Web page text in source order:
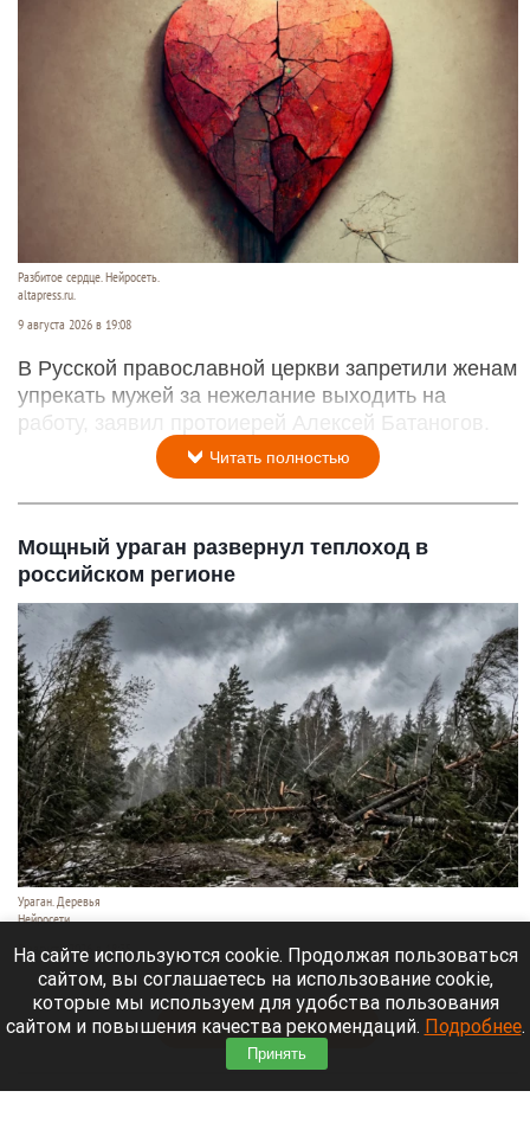
Разбитое сердце. Нейросеть.
altapress.ru.
9 августа 2026 в 19:08
В Русской православной церкви запретили женам
упрекать мужей за нежелание выходить на
работу, заявил протоиерей Алексей Батаногов.
Читать полностью
Мощный ураган развернул теплоход в
российском регионе
Ураган. Деревья
Нейросети
9 августа 2026 в 18:35
Мощный ураган бушует в Самарской области.
Читать полностью
На сайте используются cookie. Продолжая пользоваться
сайтом, вы соглашаетесь на использование cookie,
которые мы используем для удобства пользования
сайтом и повышения качества рекомендаций. Подробнее.
Принять